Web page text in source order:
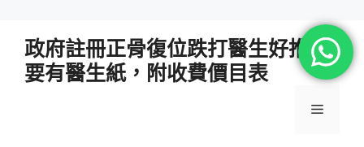
政府註冊正骨復位跌打醫生好推介
要有醫生紙，附收費價目表
選